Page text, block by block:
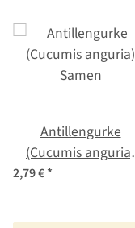
Antillengurke
(Cucumis anguria)
2,79 €*